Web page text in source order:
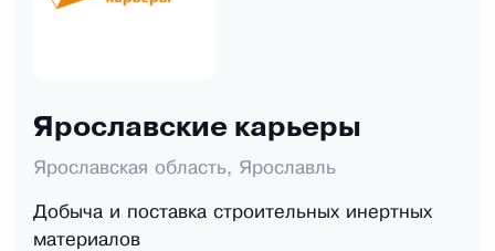
Ярославские карьеры
Ярославская область, Ярославль
Добыча и поставка строительных инертных
материалов